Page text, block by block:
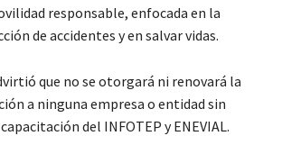
responsable, enfocada en la
de accidentes y en salvar vidas.
que no se otorgará ni renovará la
a ninguna empresa o entidad sin
del INFOTEP y ENEVIAL.